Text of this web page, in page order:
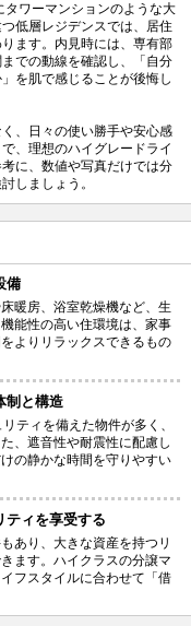
タワーマンションのような大
低層レジデンスでは、居住
ます。内見時には、専有部
での動線を確認し、「自分
を肌で感じることが後悔し
、日々の使い勝手や安心感
、理想のハイグレードライ
に、数値や写真だけでは分
しましょう。
備
暖房、浴室乾燥機など、生
能性の高い住環境は、家事
よりリラックスできるもの
制と構造
ティを備えた物件が多く、
、遮音性や耐震性に配慮し
の静かな時間を守りやすい
ティを享受する
あり、大きな資産を持つリ
ます。ハイクラスの分譲マ
フスタイルに合わせて「借